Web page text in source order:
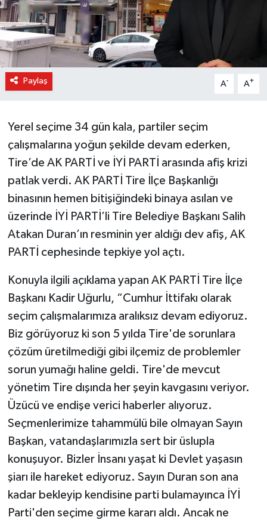
Paylaş A- A+
Yerel seçime 34 gün kala, partiler seçim
çalışmalarına yoğun şekilde devam ederken,
Tire’de AK PARTİ ve İYİ PARTİ arasında afiş krizi
patlak verdi. AK PARTİ Tire İlçe Başkanlığı
binasının hemen bitişiğindeki binaya asılan ve
üzerinde İYİ PARTİ’li Tire Belediye Başkanı Salih
Atakan Duran’ın resminin yer aldığı dev afiş, AK
PARTİ cephesinde tepkiye yol açtı.
Konuyla ilgili açıklama yapan AK PARTİ Tire İlçe
Başkanı Kadir Uğurlu, “Cumhur İttifakı olarak
seçim çalışmalarımıza aralıksız devam ediyoruz.
Biz görüyoruz ki son 5 yılda Tire'de sorunlara
çözüm üretilmediği gibi ilçemiz de problemler
sorun yumağı haline geldi. Tire'de mevcut
yönetim Tire dışında her şeyin kavgasını veriyor.
Üzücü ve endişe verici haberler alıyoruz.
Seçmenlerimize tahammülü bile olmayan Sayın
Başkan, vatandaşlarımızla sert bir üslupla
konuşuyor. Bizler İnsanı yaşat ki Devlet yaşasın
şiarı ile hareket ediyoruz. Sayın Duran son ana
kadar bekleyip kendisine parti bulamayınca İYİ
Parti'den seçime girme kararı aldı. Ancak ne